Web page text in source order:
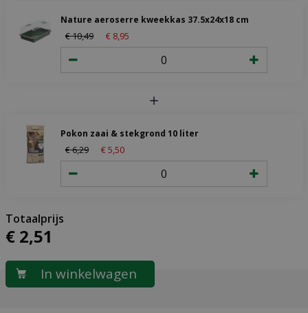
Nature aeroserre kweekkas 37.5x24x18 cm
€10,49 € 8 95
Pokon zaai & stekgrond 10 liter
€6,29 €5 50
€ 2,51